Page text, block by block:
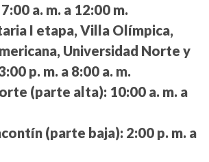
7:00 a. m. a 12:00 m.
I etapa, Villa Olímpica,
Universidad Norte y
p. m. a 8:00 a. m.
(parte alta): 10:00 a. m. a
(parte baja): 2:00 p. m. a